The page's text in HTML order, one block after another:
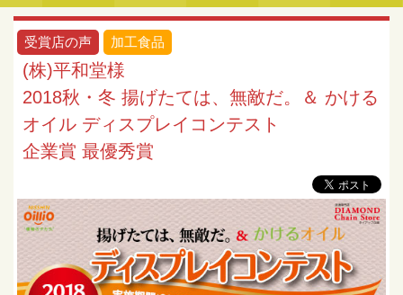
受賞店の声 加工食品
(株)平和堂様
2018秋・冬 揚げたては、無敵だ。＆ かける
オイル ディスプレイコンテスト
企業賞 最優秀賞